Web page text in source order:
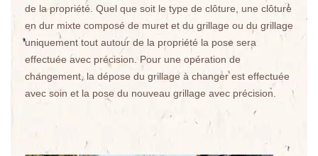
de la propriété. Quel que soit le type de clôture, une clôture
en dur mixte composé de muret et du grillage ou du grillage
uniquement tout autour de la propriété la pose sera
effectuée avec précision. Pour une opération de
changement, la dépose du grillage à changer est effectuée
avec soin et la pose du nouveau grillage avec précision.